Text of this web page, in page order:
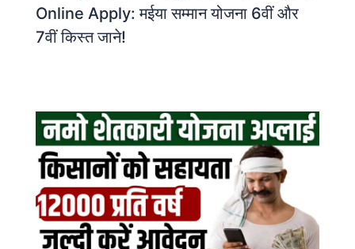
Online Apply: मईया सम्मान योजना 6वीं और
7वीं किस्त जाने!